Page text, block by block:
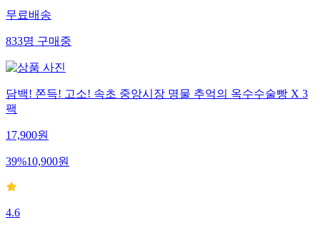
무료배송
833명구매중
담백! 쫀득! 고소! 속초 중앙시장 명물 추억의 옥수수술빵 X 3
팩
17,900원
39%10,900원
4.6